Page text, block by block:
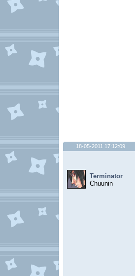
18-05-2011 17:12:09
Terminator
Chuunin